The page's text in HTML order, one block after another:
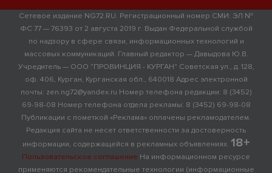
Сетевое издание NG72.RU. Регистрационный номер СМИ: ЭЛ №
ФС 77 — 76393 от 2 августа 2019 г. Выдан Федеральной службой
по надзору в сфере связи, информационных технологий и
массовых коммуникаций. Главный редактор — Давыдова Ю.В.
Учредитель — ООО "ПРОВИНЦИЯ - КУРГАН" Советская ул., д. 128,
оф. 406, Курган, Курганская обл., 640018 Адрес электронной
почты: zen.ng72@yandex.ru Номер телефона редакции: 8 (3452)
69-98-08 Номер телефона отдела рекламы: 8 (3452) 69-98-08
Публикации с пометкой «Реклама» оплачены рекламодателем.
Редакция сайта не несет ответственности за достоверность
информации, содержащейся в рекламных объявлениях. 18+
Пользовательское соглашение На информационном ресурсе
применяются рекомендательные технологии (информационные